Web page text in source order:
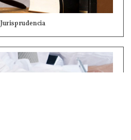
Jurisprudencia